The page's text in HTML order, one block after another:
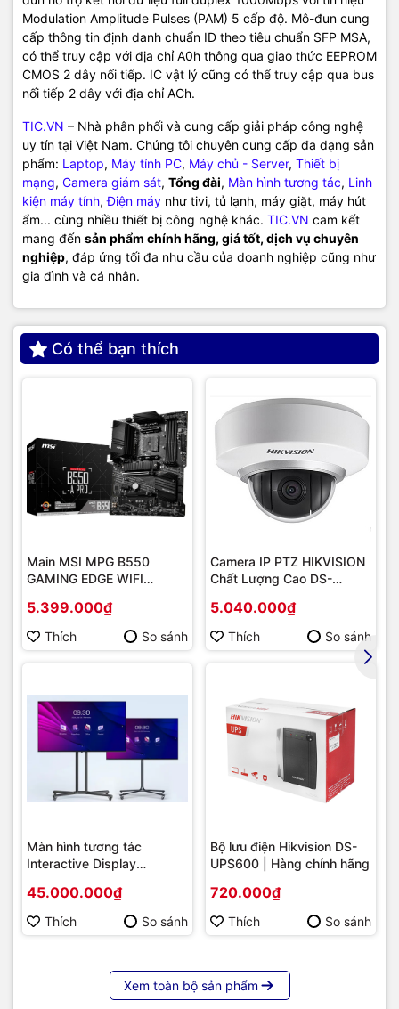
Modulation Amplitude Pulses (PAM) 5 cấp độ. Mô-đun cung
cấp thông tin định danh chuẩn ID theo tiêu chuẩn SFP MSA,
có thể truy cập với địa chỉ A0h thông qua giao thức EEPROM
CMOS 2 dây nối tiếp. IC vật lý cũng có thể truy cập qua bus
nối tiếp 2 dây với địa chỉ ACh.
TIC.VN – Nhà phân phối và cung cấp giải pháp công nghệ
uy tín tại Việt Nam. Chúng tôi chuyên cung cấp đa dạng sản
phẩm: Laptop, Máy tính PC, Máy chủ - Server, Thiết bị
mạng, Camera giám sát, Tổng đài, Màn hình tương tác, Linh
kiện máy tính,Điện máy như tivi, tủ lạnh, máy giặt, máy hút
ẩm... cùng nhiều thiết bị công nghệ khác. TIC.VN cam kết
mang đến sản phẩm chính hãng, giá tốt, dịch vụ chuyên
nghiệp, đáp ứng tối đa nhu cầu của doanh nghiệp cũng như
gia đình và cá nhân.
Có thể bạn thích
Main MSI MPG B550
GAMING EDGE WIFI
Socket AM4/ VGA
onboard)
5.399.000₫
Thích So sánh
Camera IP PTZ HIKVISION
Chất Lượng Cao DS-
5.040.000₫
Thích So sánh
Màn hình tương tác
Interactive Display
86 | Cấu hình cao cấp |
Hàng chính hãng
45.000.000₫
Thích So sánh
Bộ lưu điện Hikvision DS-
UPS600 | Hàng chính hãng
720.000₫
Thích So sánh
Xem toàn bộ sản phẩm